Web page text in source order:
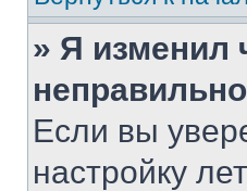
» Я изменил
Если вы
настройку